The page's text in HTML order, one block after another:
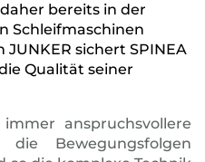
bereits in der
Schleifmaschinen
JUNKER sichert SPINEA
Qualität seiner
anspruchsvollere
Bewegungsfolgen